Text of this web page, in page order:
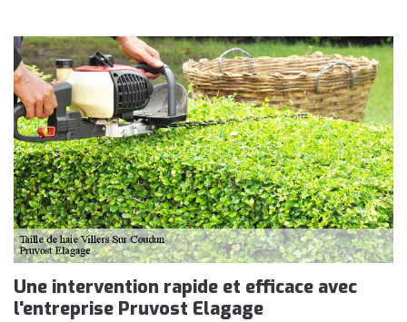
Une intervention rapide et efficace avec
l'entreprise Pruvost Elagage